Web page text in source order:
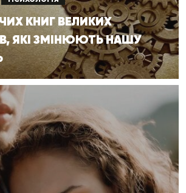
КНИГ ВЕЛИКИХ
ЯКІ ЗМІНЮЮТЬ НАШУ